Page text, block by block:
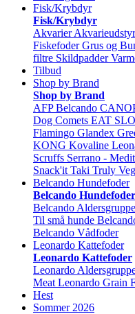
Fisk/Krybdyr
Fisk/Krybdyr
Akvarier
Fiskefoder Grus og
filtre Skildpadder
Tilbud
Shop by Brand
Shop by Brand
AFP Belcando
Dog Comets EAT
Flamingo Glandex
KONG Kovaline
Scruffs Serrano -
Snack'it Taki Truly
Belcando Hundefoder
Belcando Hundefoder
Belcando Aldersgruppe
Til små hunde
Belcando Vådfoder
Leonardo Kattefoder
Leonardo Kattefoder
Leonardo
Meat Leonardo Grain
Hest
Sommer 2026